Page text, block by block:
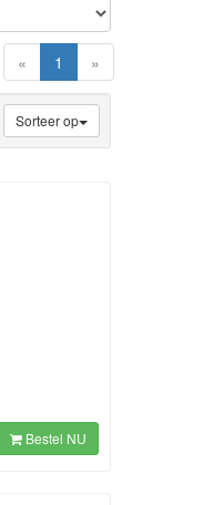
« 1 (current)
»
Sorteer op
Bestel NU